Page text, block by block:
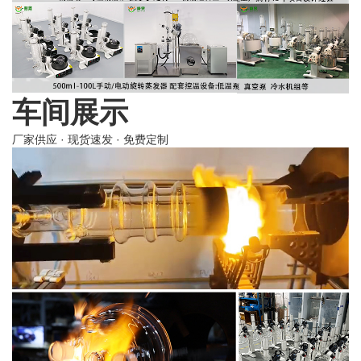
车间展示
厂家供应 · 现货速发 · 免费定制